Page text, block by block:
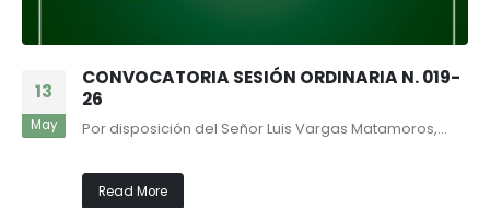
13
May
CONVOCATORIA SESIÓN ORDINARIA N. 019-
26
Por disposición del Señor Luis Vargas Matamoros,...
Read More